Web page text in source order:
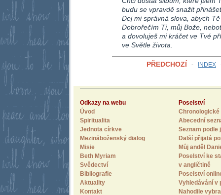
budu se vpravdě snažit
Dej mi správná slova, abych
Dobrořečím Ti, můj Bože,
a dovoluješ mi kráčet ve Tvé
ve Světle života.
PŘEDCHOZÍ - INDEX
Odkazy na webu
Úvod
Spiritualita
Jednota církve
Mezináboženský dialog
Misie
Beth Myriam
Svědectví
Bibliografie
Aktuality
Kontakt
Poselství
Chronologické
Abecední
Seznam
Další přijatá
Můj anděl
Poselství ke
v angličtině
Poselství
Vyhledávání v
Nahodile